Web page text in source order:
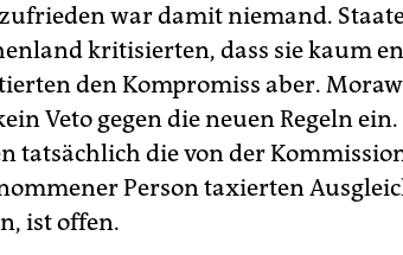
war damit niemand.
kritisierten, dass sie kaum
den Kompromiss aber.
Veto gegen die neuen Regeln
tatsächlich die von der
Person taxierten
ist offen.